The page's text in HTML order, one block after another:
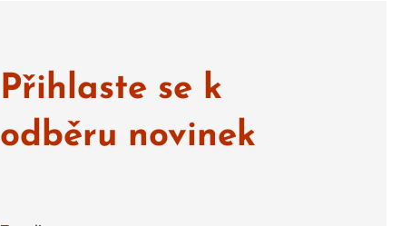
Přihlaste se k
odběru novinek